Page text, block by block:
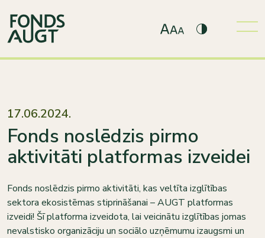
17.06.2024.
Fonds noslēdzis pirmo
aktivitāti platformas izveidei
Fonds noslēdzis pirmo aktivitāti, kas veltīta izglītības
sektora ekosistēmas stiprināšanai – AUGT platformas
izveidi! Šī platforma izveidota, lai veicinātu izglītības jomas
nevalstisko organizāciju un sociālo uzņēmumu izaugsmi un